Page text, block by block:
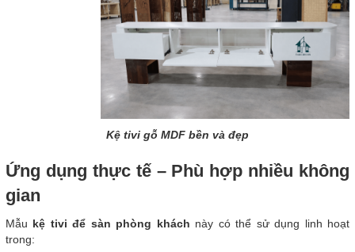
Kệ tivi gỗ MDF bền và đẹp
Ứng dụng thực tế – Phù hợp nhiều không
gian
Mẫu kệ tivi để sàn phòng khách này có thể sử dụng linh hoạt
trong: